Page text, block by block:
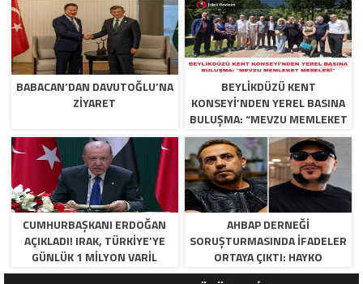
BABACAN’DAN DAVUTOĞLU’NA
ZIYARET
BEYLİKDÜZÜ KENT
KONSEYİ’NDEN YEREL BASINA
BULUŞMA: “MEVZU MEMLEKET
MESELESİ
CUMHURBAŞKANI ERDOĞAN
AÇIKLADI! IRAK, TÜRKIYE’YE
GÜNLÜK 1 MILYON VARIL
PETROL VERECEK
AHBAP DERNEĞI
SORUŞTURMASINDA İFADELER
ORTAYA ÇIKTI: HAYKO
CEPKIN’DEN DIKKAT ÇEKEN